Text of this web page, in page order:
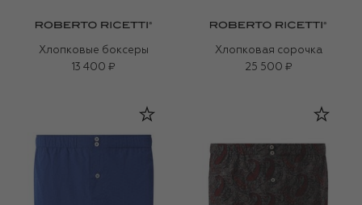
Хлопковые боксеры
13 400 ₽
Хлопковая сорочка
25 500 ₽